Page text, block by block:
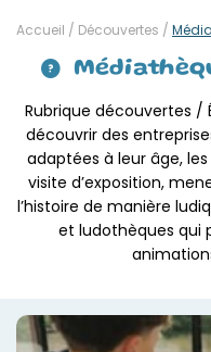
Rubrique découvertes /
découvrir des
adaptées à leur âge,
visite d’exposition,
l’histoire de manière
et ludothèques qui
Accueil / Découvertes /